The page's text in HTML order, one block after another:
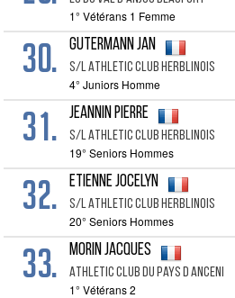
1° Vétérans 1 Femme
30. GUTERMANN Jan
S/l Athletic Club Herblinois
4° Juniors Homme
31. JEANNIN Pierre
S/l Athletic Club Herblinois
19° Seniors Hommes
32. ETIENNE Jocelyn
S/l Athletic Club Herblinois
20° Seniors Hommes
33. MORIN Jacques
Athletic Club Du Pays D Anceni
1° Vétérans 2